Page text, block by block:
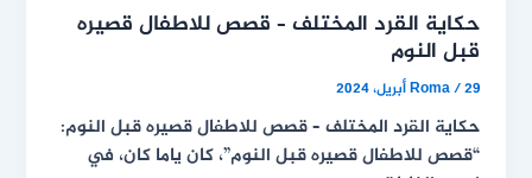
حكاية القرد المختلف – قصص للاطفال قصيره
قبل النوم
Roma/29 أبريل، 2024
حكاية القرد المختلف – قصص للاطفال قصيره قبل النوم:
“قصص للاطفال قصيره قبل النوم”، كان ياما كان، في